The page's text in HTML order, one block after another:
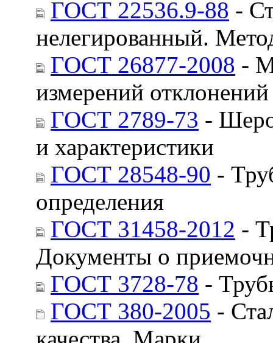
ГОСТ 22536.9-88 -
нелегированный.
ГОСТ 26877-2008 -
измерений
ГОСТ 2789-73 -
и характеристики
ГОСТ 28548-90 -
определения
ГОСТ 31458-2012 -
Документы о
ГОСТ 3728-78 -
ГОСТ 380-2005 -